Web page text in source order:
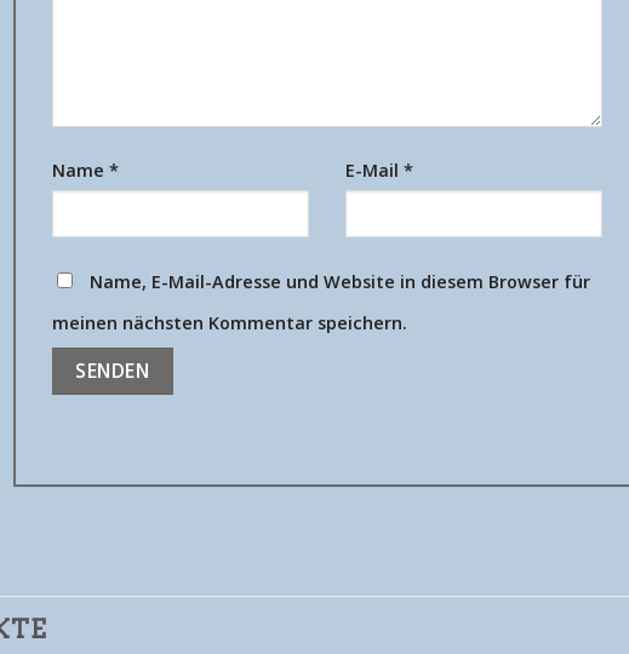
Name * E-Mail *
Name, E-Mail-Adresse und Website in diesem Browser für
meinen nächsten Kommentar speichern.